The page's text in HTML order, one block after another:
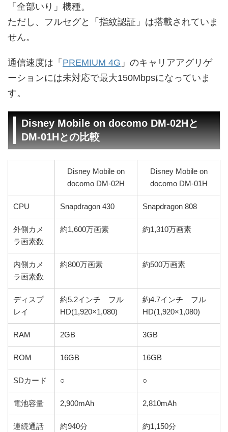
「全部いり」機種。
ただし、フルセグと「指紋認証」は搭載されていま
せん。
通信速度は「 PREMIUM 4G 」のキャリアアグリゲ
ーションには未対応で最大150Mbpsになっていま
す。
Disney Mobile on docomo DM-02Hと
DM-01Hとの比較
Disney Mobile on
docomo DM-02H
Disney Mobile on
docomo DM-01H
CPU Snapdragon 430 Snapdragon 808
外側カメ
ラ画素数
約1,600万画素 約1,310万画素
内側カメ
ラ画素数
約800万画素 約500万画素
ディスプ
レイ
約5.2インチ フル
HD(1,920×1,080)
約4.7インチ フル
HD(1,920×1,080)
RAM 2GB 3GB
ROM 16GB 16GB
SDカード ○ ○
電池容量 2,900mAh 2,810mAh
連続通話
約940分 約1,150分